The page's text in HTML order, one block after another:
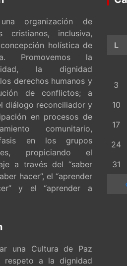
organización de
cristianos, inclusiva,
holística de
Promovemos la
la dignidad
derechos humanos y
de conflictos; a
diálogo reconciliador y
en procesos de
comunitario,
en los grupos
propiciando el
a través del “saber
hacer”, el “aprender
y el “aprender a
una Cultura de Paz
respeto a la dignidad
L
3
10
17
24
31